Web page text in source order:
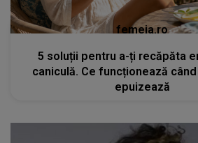
femeia.ro
5 soluții pentru a-ți recăpăta
caniculă. Ce funcționează
epuizează